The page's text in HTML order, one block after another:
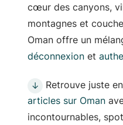
cœur des canyons,
montagnes et
Oman offre un
déconnexion et
↓ Retrouve juste
articles sur Oman
incontournables,